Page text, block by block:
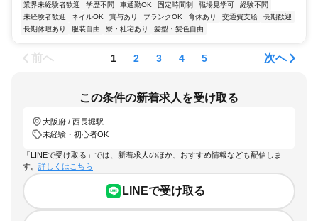
業界未経験者歓迎 学歴不問 車通勤OK 固定時間制 職場見学可
経験不問
未経験者歓迎
ネイルOK 賞与あり ブランクOK 育休あり 交通費支給
長期歓迎
長期休暇あり
服装自由 寮・社宅あり 髪型・髪色自由
前へ 1 2 3 4 5 次へ
この条件の新着求人を受け取る
大阪府 / 西長堀駅
未経験・初心者OK
「LINEで受け取る」では、新着求人のほか、おすすめ情報なども配信しま
す。 詳しくはこちら
LINEで受け取る